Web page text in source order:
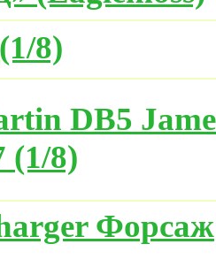
8)
DB5
(1/8)
Форсаж